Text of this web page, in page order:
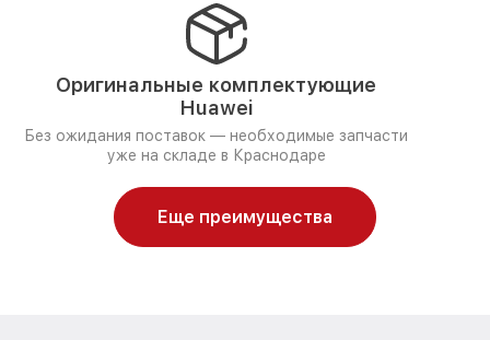
Оригинальные комплектующие
Huawei
Без ожидания поставок — необходимые запчасти
уже на складе в Краснодаре
Еще преимущества